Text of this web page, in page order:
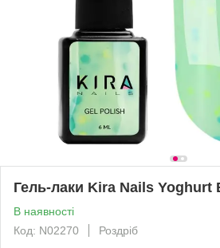
Гель-лаки Kira Nails
В наявності
Код: N02270
Роздріб